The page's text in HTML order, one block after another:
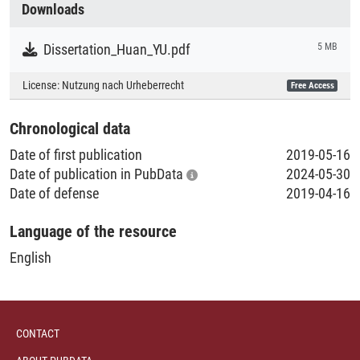
Downloads
Dissertation_Huan_YU.pdf 5 MB
License: Nutzung nach Urheberrecht Free Access
Chronological data
Date of first publication
2019-05-16
Date of publication in PubData
2024-05-30
Date of defense
2019-04-16
Language of the resource
English
Collections
Literaturpublikationen
CONTACT